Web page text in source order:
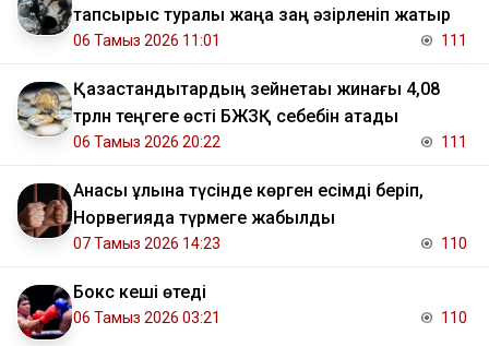
тапсырыс туралы жаңа заң әзірленіп жатыр
06 Тамыз 2026 11:01 111
Қазақстандықтардың зейнетақы жинағы 4,08
трлн теңгеге өсті БЖЗҚ себебін атады
06 Тамыз 2026 20:22 111
Анасы ұлына түсінде көрген есімді беріп,
Норвегияда түрмеге жабылды
07 Тамыз 2026 14:23 110
Бокс кеші өтеді
06 Тамыз 2026 03:21 110